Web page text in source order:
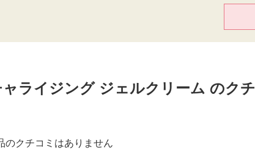
ライジング ジェルクリーム のクチ
のクチコミはありません